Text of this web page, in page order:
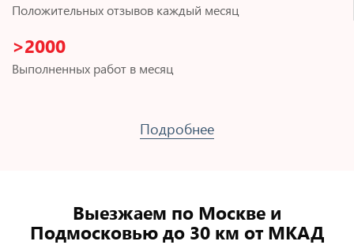
Положительных отзывов каждый месяц
>2000
Выполненных работ в месяц
Подробнее
Выезжаем по Москве и
Подмосковью до 30 км от МКАД